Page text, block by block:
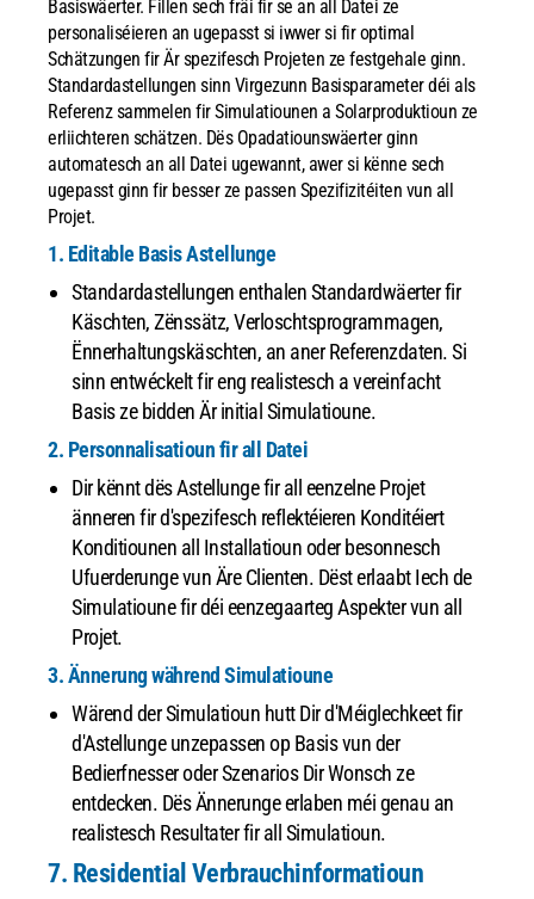
Basiswäerter. Fillen sech fräi fir se an all Datei ze
personaliséieren an ugepasst si iwwer si fir optimal
Schätzungen fir Är spezifesch Projeten ze festgehale ginn.
Standardastellungen sinn Virgezunn Basisparameter déi als
Referenz sammelen fir Simulatiounen a Solarproduktioun ze
erliichteren schätzen. Dës Opadatiounswäerter ginn
automatesch an all Datei ugewannt, awer si kënne sech
ugepasst ginn fir besser ze passen Spezifizitéiten vun all
Projet.
1. Editable Basis Astellunge
Standardastellungen enthalen Standardwäerter fir
Käschten, Zënssätz, Verloschtsprogrammagen,
Ënnerhaltungskäschten, an aner Referenzdaten. Si
sinn entwéckelt fir eng realistesch a vereinfacht
Basis ze bidden Är initial Simulatioune.
2. Personnalisatioun fir all Datei
Dir kënnt dës Astellunge fir all eenzelne Projet
änneren fir d'spezifesch reflektéieren Konditéiert
Konditiounen all Installatioun oder besonnesch
Ufuerderunge vun Äre Clienten. Dëst erlaabt Iech de
Simulatioune fir déi eenzegaarteg Aspekter vun all
Projet.
3. Ännerung während Simulatioune
Wärend der Simulatioun hutt Dir d'Méiglechkeet fir
d'Astellunge unzepassen op Basis vun der
Bedierfnesser oder Szenarios Dir Wonsch ze
entdecken. Dës Ännerunge erlaben méi genau an
realistesch Resultater fir all Simulatioun.
7. Residential Verbrauchinformatioun